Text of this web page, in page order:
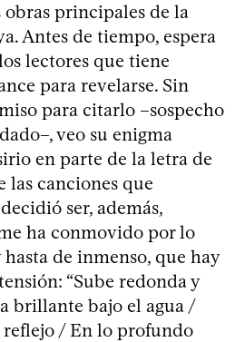
obras principales de la
Antes de tiempo, espera
lectores que tiene
para revelarse. Sin
para citarlo –sospecho
veo su enigma
en parte de la letra de
las canciones que
ser, además,
ha conmovido por lo
de inmenso, que hay
“Sube redonda y
brillante bajo el agua /
/ En lo profundo